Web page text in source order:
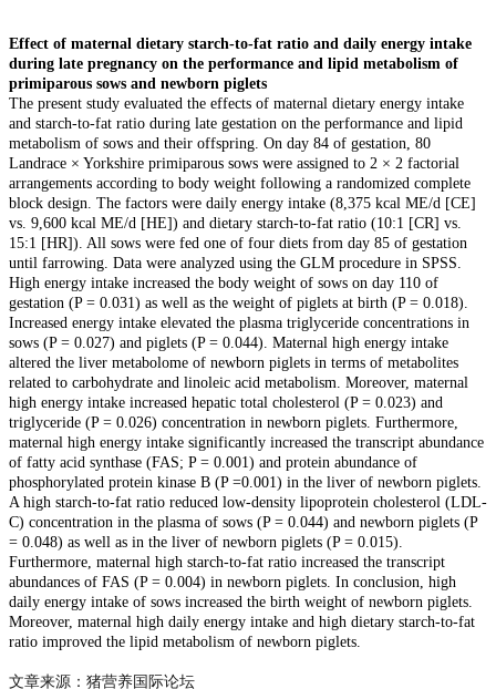
Effect of maternal dietary starch-to-fat ratio and daily energy intake
during late pregnancy on the performance and lipid metabolism of
primiparous sows and newborn piglets
The present study evaluated the effects of maternal dietary energy intake
and starch-to-fat ratio during late gestation on the performance and lipid
metabolism of sows and their offspring. On day 84 of gestation, 80
Landrace × Yorkshire primiparous sows were assigned to 2 × 2 factorial
arrangements according to body weight following a randomized complete
block design. The factors were daily energy intake (8,375 kcal ME/d [CE]
vs. 9,600 kcal ME/d [HE]) and dietary starch-to-fat ratio (10:1 [CR] vs.
15:1 [HR]). All sows were fed one of four diets from day 85 of gestation
until farrowing. Data were analyzed using the GLM procedure in SPSS.
High energy intake increased the body weight of sows on day 110 of
gestation (P = 0.031) as well as the weight of piglets at birth (P = 0.018).
Increased energy intake elevated the plasma triglyceride concentrations in
sows (P = 0.027) and piglets (P = 0.044). Maternal high energy intake
altered the liver metabolome of newborn piglets in terms of metabolites
related to carbohydrate and linoleic acid metabolism. Moreover, maternal
high energy intake increased hepatic total cholesterol (P = 0.023) and
triglyceride (P = 0.026) concentration in newborn piglets. Furthermore,
maternal high energy intake significantly increased the transcript abundance
of fatty acid synthase (FAS; P = 0.001) and protein abundance of
phosphorylated protein kinase B (P =0.001) in the liver of newborn piglets.
A high starch-to-fat ratio reduced low-density lipoprotein cholesterol (LDL-
C) concentration in the plasma of sows (P = 0.044) and newborn piglets (P
= 0.048) as well as in the liver of newborn piglets (P = 0.015).
Furthermore, maternal high starch-to-fat ratio increased the transcript
abundances of FAS (P = 0.004) in newborn piglets. In conclusion, high
daily energy intake of sows increased the birth weight of newborn piglets.
Moreover, maternal high daily energy intake and high dietary starch-to-fat
ratio improved the lipid metabolism of newborn piglets.
文章来源：猪营养国际论坛